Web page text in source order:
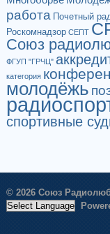
работа Почетный
Роскомнадзор СЕПТ
Союз
ФГУП "ГРЧЦ"
категория
молодёжь
спортивные
© 2026 Союз